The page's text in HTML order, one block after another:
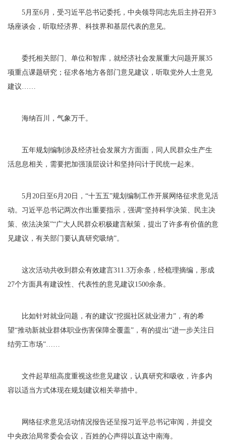
5月至6月，受习近平总书记委托，中央领导同志先后主持召开3
场座谈会，听取经济界、科技界和基层代表的意见。
委托相关部门、单位和智库，就经济社会发展重大问题开展35
项重点课题研究；征求各地方各部门意见建议，听取党外人士意见
建议……
海纳百川，气象万千。
五年规划编制涉及经济社会发展方方面面，同人民群众生产生
活息息相关，需要把加强顶层设计和坚持问计于民统一起来。
5月20日至6月20日，“十五五”规划编制工作开展网络征求意见活
动。习近平总书记两次作出重要指示，强调“坚持科学决策、民主决
策、依法决策”“广大人民群众积极建言献策，提出了许多有价值的意
见建议，有关部门要认真研究吸纳”。
这次活动共收到群众有效建言311.3万余条，经梳理摘编，形成
27个方面具有建设性、代表性的意见建议1500余条。
比如针对就业问题，有的建议“挖掘社区就业潜力”，有的希
望“推动新就业群体职业伤害保障全覆盖”，有的提出“进一步关注日
结劳工市场”……
文件起草组高度重视这些意见建议，认真研究和吸收，许多内
容以适当方式体现在规划建议相关举措中。
网络征求意见活动情况报告还呈报习近平总书记审阅，并提交
中央政治局常委会会议，百姓的心声得以直达中南海。